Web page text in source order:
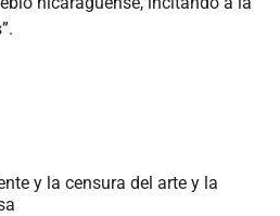
y la censura del arte y la